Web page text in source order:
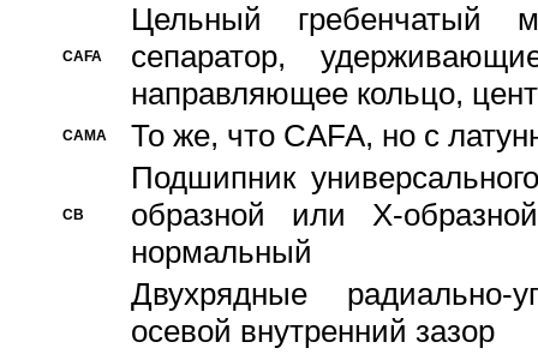
CAFA
Цельный гребенчатый
сепаратор,
направляющее кольцо,
CAMA То же, что CAFA, но с
CB
Подшипник
образной или Х-
нормальный
Двухрядные радиально-
осевой внутренний зазор